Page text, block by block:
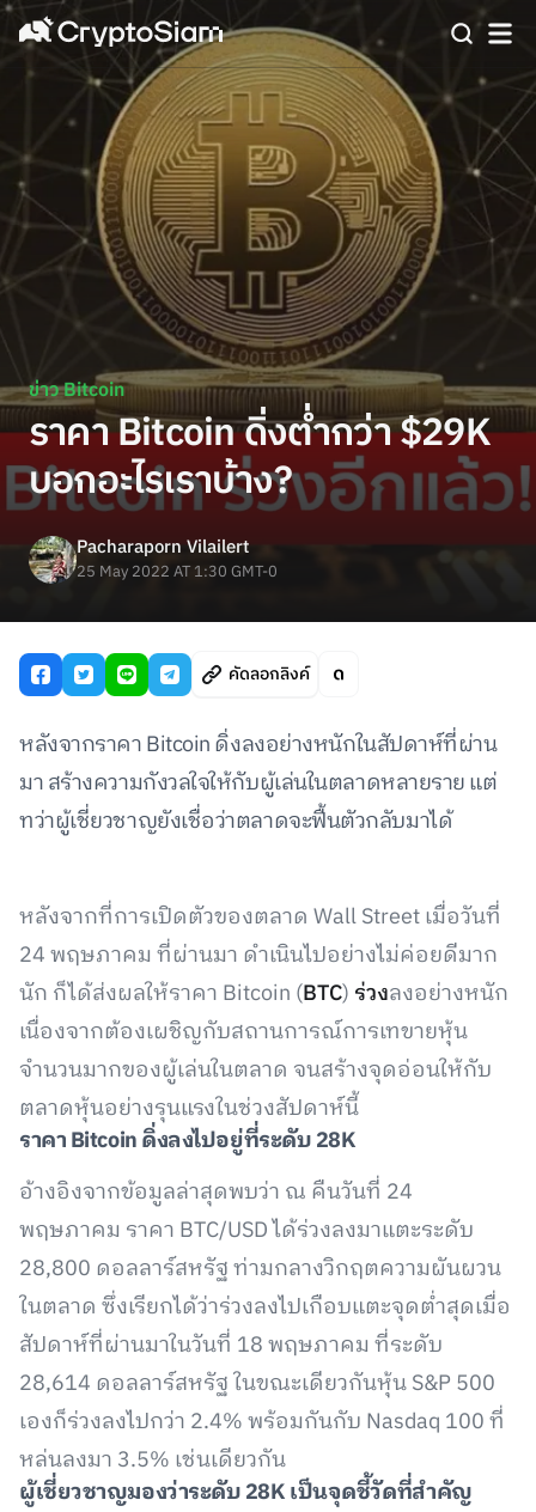
ข่าว Bitcoin
ราคา Bitcoin ดิ่งต่ำกว่า $29K
บอกอะไรเราบ้าง?
Pacharaporn Vilailert
25 May 2022 AT 1:30 GMT-0
คัดลอกลิงค์
หลังจากราคา Bitcoin ดิ่งลงอย่างหนักในสัปดาห์ที่ผ่าน
มา สร้างความกังวลใจให้กับผู้เล่นในตลาดหลายราย แต่
ทว่าผู้เชี่ยวชาญยังเชื่อว่าตลาดจะฟื้นตัวกลับมาได้
หลังจากที่การเปิดตัวของตลาด Wall Street เมื่อวันที่
24 พฤษภาคม ที่ผ่านมา ดำเนินไปอย่างไม่ค่อยดีมาก
นัก ก็ได้ส่งผลให้ราคา Bitcoin (BTC) ร่วงลงอย่างหนัก
เนื่องจากต้องเผชิญกับสถานการณ์การเทขายหุ้น
จำนวนมากของผู้เล่นในตลาด จนสร้างจุดอ่อนให้กับ
ตลาดหุ้นอย่างรุนแรงในช่วงสัปดาห์นี้
ราคา Bitcoinดิ่งลงไปอยู่ที่ระดับ 28K
อ้างอิงจากข้อมูลล่าสุดพบว่า ณ คืนวันที่ 24
พฤษภาคม ราคา BTC/USD ได้ร่วงลงมาแตะระดับ
28,800 ดอลลาร์สหรัฐ ท่ามกลางวิกฤตความผันผวน
ในตลาด ซึ่งเรียกได้ว่าร่วงลงไปเกือบแตะจุดต่ำสุดเมื่อ
สัปดาห์ที่ผ่านมาในวันที่ 18 พฤษภาคม ที่ระดับ
28,614 ดอลลาร์สหรัฐ ในขณะเดียวกันหุ้น S&P 500
เองก็ร่วงลงไปกว่า 2.4% พร้อมกันกับ Nasdaq 100 ที่
หล่นลงมา 3.5% เช่นเดียวกัน
ผู้เชี่ยวชาญมองว่าระดับ 28Kเป็นจุดชี้วัดที่สำคัญ